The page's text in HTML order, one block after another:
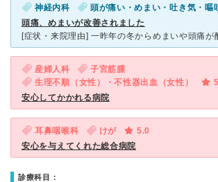
神経内科 頭が痛い・めまい・吐き気・嘔
頭痛、めまいが改善されました
産婦人科
子宮筋腫
生理不順（女性）・不性器出血（女性）
安心してかかれる病院
耳鼻咽喉科 けが
5.0
安心を与えてくれた総合病院
診療科目：